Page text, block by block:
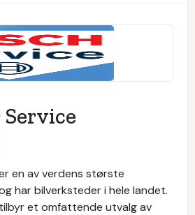
Service
en av verdens største
har bilverksteder i hele landet.
et omfattende utvalg av